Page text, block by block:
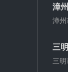
漳
漳
三
三